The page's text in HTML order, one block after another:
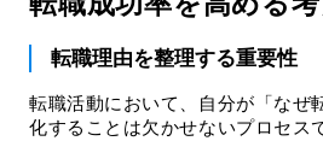
転職理由を整理する重要性
転職活動において、自分が「なぜ
化することは欠かせないプロセス